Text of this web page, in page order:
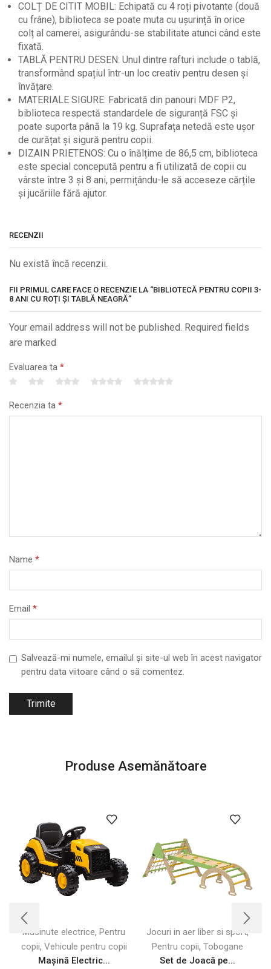
COLȚ DE CITIT MOBIL: Echipată cu 4 roți pivotante (două
cu frâne), biblioteca se poate muta cu ușurință în orice
colț al camerei, asigurându-se stabilitate atunci când este
fixată.
TABLĂ PENTRU DESEN: Unul dintre rafturi include o tablă,
transformând spațiul într-un loc creativ pentru desen și
învățare.
MATERIALE SIGURE: Fabricată din panouri MDF P2,
biblioteca respectă standardele de siguranță FSC și
poate suporta până la 19 kg. Suprafața netedă este ușor
de curățat și sigură pentru copii.
DIZAIN PRIETENOS: Cu o înălțime de 86,5 cm, biblioteca
este special concepută pentru a fi utilizată de copii cu
vârste între 3 și 8 ani, permițându-le să acceseze cărțile
și jucăriile fără ajutor.
RECENZII
Nu există încă recenzii.
FII PRIMUL CARE FACE O RECENZIE LA “BIBLIOTECĂ PENTRU COPII 3-
8 ANI CU ROȚI ȘI TABLĂ NEAGRĂ”
Your email address will not be published. Required fields
are marked
Evaluarea ta *
Recenzia ta *
Name *
Email *
Salvează-mi numele, emailul și site-ul web în acest navigator
pentru data viitoare când o să comentez.
Produse Asemănătoare
Masinute electrice, Pentru
copii, Vehicule pentru copii
Mașină Electric...
Jocuri in aer liber si sport,
Pentru copii, Tobogane
Set de Joacă pe...